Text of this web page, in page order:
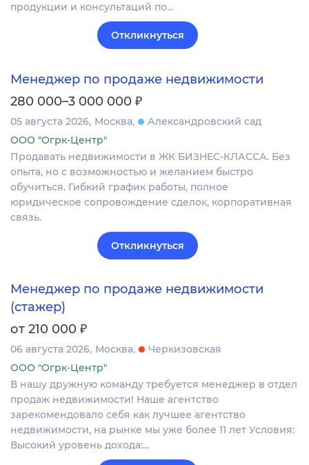
продукции и консультаций по…
Откликнуться
Менеджер по продаже недвижимости
280 000–3 000 000 ₽
05 августа 2026 Москва
Александровский сад
ООО "Огрк-Центр"
Продавать недвижимости в ЖК БИЗНЕС-КЛАССА. Без
опыта, но с возможностью и желанием быстро
обучиться. Гибкий график работы, полное
юридическое сопровождение сделок, корпоративная
связь.
Откликнуться
Менеджер по продаже недвижимости
(стажер)
от 210 000 ₽
06 августа 2026 Москва
Черкизовская
ООО "Огрк-Центр"
В нашу дружную команду требуется менеджер в отдел
продаж недвижимости! Наше агентство
зарекомендовало себя как лучшее агентство
недвижимости, на рынке мы уже более 11 лет Условия:
Высокий уровень дохода:…